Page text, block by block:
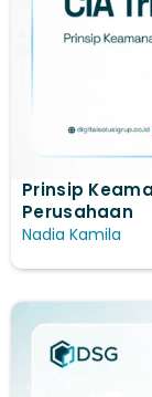
Prinsip
Perusahaan
Nadia Kamila